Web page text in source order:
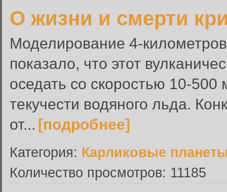
О жизни и смерти
Моделирование 4-
показало, что этот
оседать со скоростью 10-
текучести водяного льда.
от... [подробнее]
Категория: Карликовые
Количество просмотров: 11185